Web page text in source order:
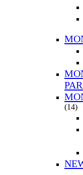
(14)